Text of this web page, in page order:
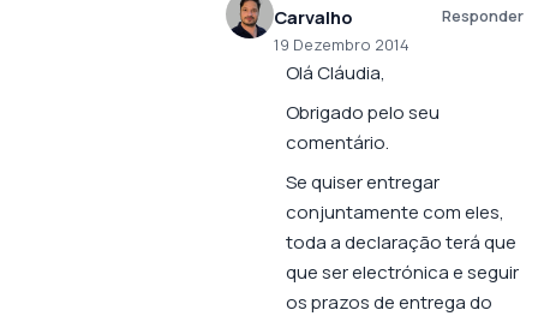
Carvalho
19 Dezembro 2014
Responder
Olá Cláudia,
Obrigado pelo seu
comentário.
Se quiser entregar
conjuntamente com eles,
toda a declaração terá que
que ser electrónica e seguir
os prazos de entrega do